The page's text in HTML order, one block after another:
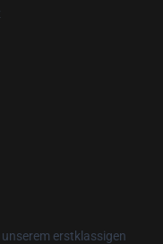
erstklassigen